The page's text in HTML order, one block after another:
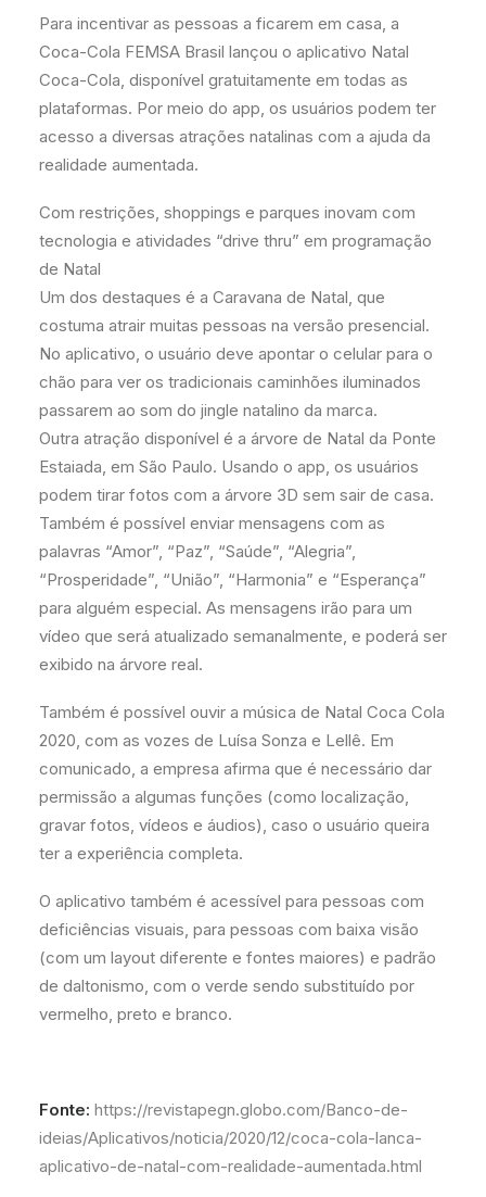
Para incentivar as pessoas a ficarem em casa, a
Coca-Cola FEMSA Brasil lançou o aplicativo Natal
Coca-Cola, disponível gratuitamente em todas as
plataformas. Por meio do app, os usuários podem ter
acesso a diversas atrações natalinas com a ajuda da
realidade aumentada.
Com restrições, shoppings e parques inovam com
tecnologia e atividades “drive thru” em programação
de Natal
Um dos destaques é a Caravana de Natal, que
costuma atrair muitas pessoas na versão presencial.
No aplicativo, o usuário deve apontar o celular para o
chão para ver os tradicionais caminhões iluminados
passarem ao som do jingle natalino da marca.
Outra atração disponível é a árvore de Natal da Ponte
Estaiada, em São Paulo. Usando o app, os usuários
podem tirar fotos com a árvore 3D sem sair de casa.
Também é possível enviar mensagens com as
palavras “Amor”, “Paz”, “Saúde”, “Alegria”,
“Prosperidade”, “União”, “Harmonia” e “Esperança”
para alguém especial. As mensagens irão para um
vídeo que será atualizado semanalmente, e poderá ser
exibido na árvore real.
Também é possível ouvir a música de Natal Coca Cola
2020, com as vozes de Luísa Sonza e Lellê. Em
comunicado, a empresa afirma que é necessário dar
permissão a algumas funções (como localização,
gravar fotos, vídeos e áudios), caso o usuário queira
ter a experiência completa.
O aplicativo também é acessível para pessoas com
deficiências visuais, para pessoas com baixa visão
(com um layout diferente e fontes maiores) e padrão
de daltonismo, com o verde sendo substituído por
vermelho, preto e branco.
Fonte: https://revistapegn.globo.com/Banco-de-
ideias/Aplicativos/noticia/2020/12/coca-cola-lanca-
aplicativo-de-natal-com-realidade-aumentada.html